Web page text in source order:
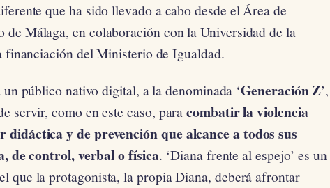
que ha sido llevado a cabo desde el Área de
de Málaga, en colaboración con la Universidad de la
financiación del Ministerio de Igualdad.
público nativo digital, a la denominada ‘Generación Z’,
servir, como en este caso, paracombatir la violencia
didáctica y de prevención que alcance a todos sus
de control, verbal o física. ‘Diana frente al espejo’ es un
que la protagonista, la propia Diana, deberá afrontar